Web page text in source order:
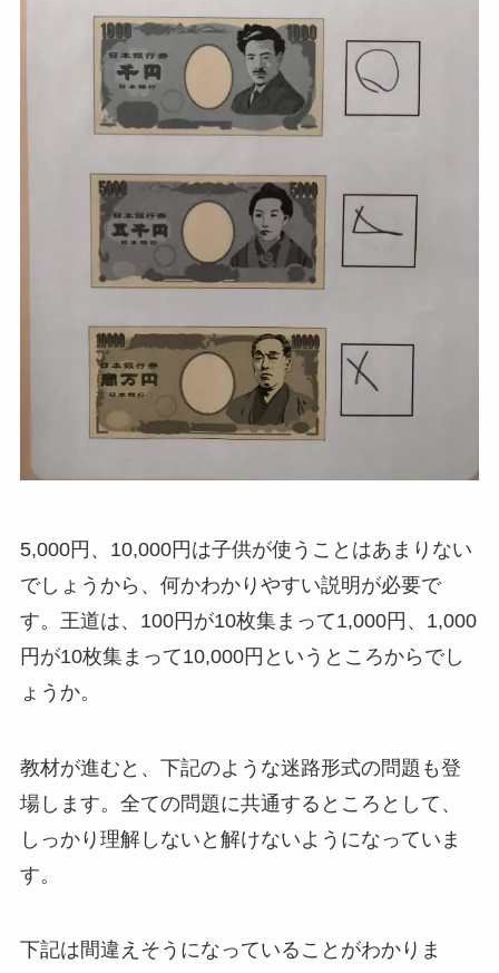
5,000円、10,000円は子供が使うことはあまりない
でしょうから、何かわかりやすい説明が必要で
す。王道は、100円が10枚集まって1,000円、1,000
円が10枚集まって10,000円というところからでし
ょうか。
教材が進むと、下記のような迷路形式の問題も登
場します。全ての問題に共通するところとして、
しっかり理解しないと解けないようになっていま
す。
下記は間違えそうになっていることがわかりま